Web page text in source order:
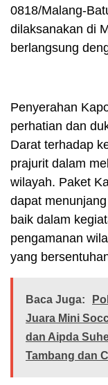
0818/Malang-
dilaksanakan di
berlangsung
Penyerahan
perhatian dan
Darat terhadap
prajurit dalam
wilayah. Paket
dapat
baik dalam
pengamanan
yang
Baca Juga:
Juara Mini
dan Aipda
Tambang dan